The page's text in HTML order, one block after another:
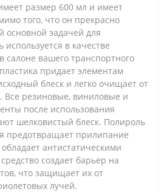
размер 600 мл и имеет
того, что он прекрасно
основной задачей для
в качестве
салоне вашего транспортного
придает элементам
блеск и легко очищает от
Все резиновые, виниловые и
после использования
шелковистый блеск. Полироль
предотвращает прилипание
антистатическими
создает барьер на
что защищает их от
лучей.